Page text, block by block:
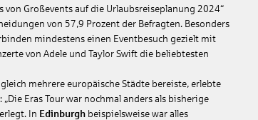
Großevents auf die Urlaubsreiseplanung 2024“
von 57,9 Prozent der Befragten. Besonders
mindestens einen Eventbesuch gezielt mit
von Adele und Taylor Swift die beliebtesten
mehrere europäische Städte bereiste, erlebte
Eras Tour war nochmal anders als bisherige
In Edinburghbeispielsweise war alles